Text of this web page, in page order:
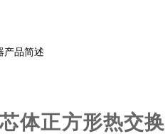
产品简述
体正方形热交